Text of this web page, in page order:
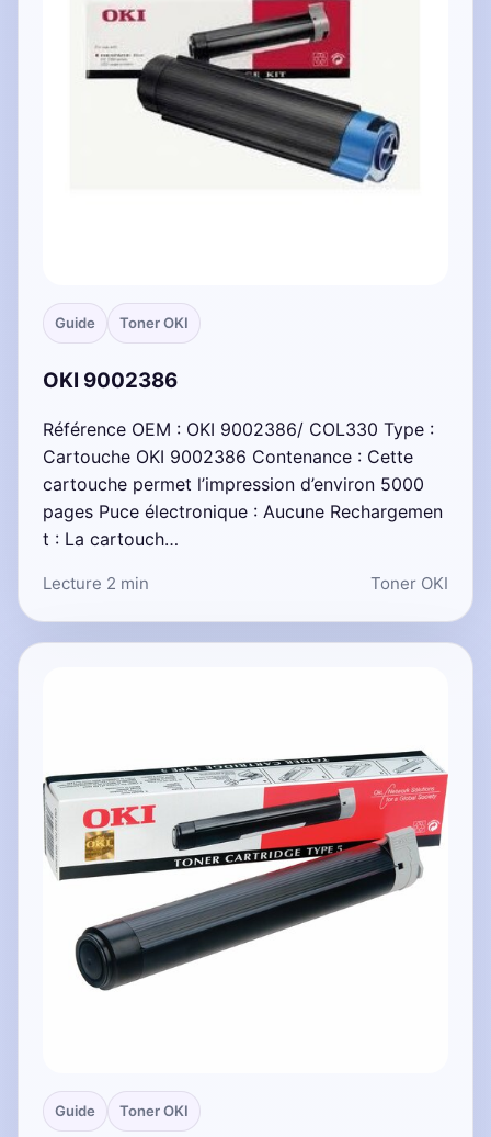
Guide Toner OKI
OKI 9002386
Référence OEM : OKI 9002386/ COL330 Type :
Cartouche OKI 9002386 Contenance : Cette
cartouche permet l’impression d’environ 5000
pages Puce électronique : Aucune Rechargemen
t : La cartouch…
Lecture 2 min Toner OKI
Guide Toner OKI